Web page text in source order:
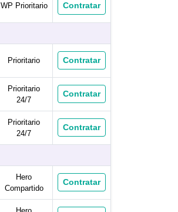
WP Prioritario Contratar
Prioritario Contratar
Prioritario
24/7
Contratar
Prioritario
24/7
Contratar
Hero
Compartido
Contratar